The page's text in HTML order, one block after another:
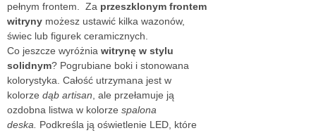
pełnym frontem. Za przeszklonym frontem
witryny możesz ustawić kilka wazonów,
świec lub figurek ceramicznych.
Co jeszcze wyróżnia witrynę w stylu
solidnym? Pogrubiane boki i stonowana
kolorystyka. Całość utrzymana jest w
kolorze dąb artisan , ale przełamuje ją
ozdobna listwa w kolorze spalona
deska. Podkreśla ją oświetlenie LED, które